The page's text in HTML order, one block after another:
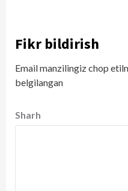
Fikr bildirish
Email manzilingiz chop
belgilangan
Sharh